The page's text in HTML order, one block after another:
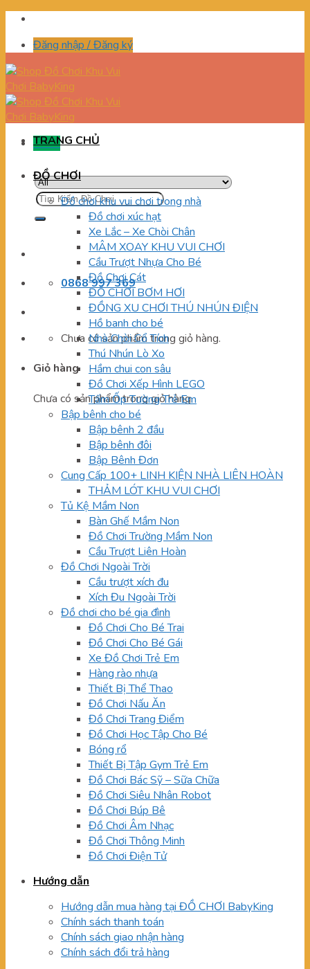
Skip
contentĐăng nhập / Đăng ký
Menu
Tìm
kiếm:
0868 997 369
Chưa có sản phẩm trong giỏ hàng.
Giỏ hàng
Chưa có sản phẩm trong giỏ hàng.
TRANG CHỦ
ĐỒ CHƠI
Đồ chơi khu vui chơi trong nhà
Đồ chơi xúc hạt
Xe Lắc – Xe Chòi Chân
MÂM XOAY KHU VUI CHƠI
Cầu Trượt Nhựa Cho Bé
Đồ Chơi Cát
ĐỒ CHƠI BƠM HƠI
ĐỒNG XU CHƠI THÚ NHÚN ĐIỆN
Hồ banh cho bé
Nhà Chòi Cổ Tích
Thú Nhún Lò Xo
Hầm chui con sâu
Đồ Chơi Xếp Hình LEGO
Tấm Ốp Tường Trẻ Em
Bập bênh cho bé
Bập bênh 2 đầu
Bập bênh đôi
Bập Bênh Đơn
Cung Cấp 100+ LINH KIỆN NHÀ LIÊN HOÀN
THẢM LÓT KHU VUI CHƠI
Tủ Kệ Mầm Non
Bàn Ghế Mầm Non
Đồ Chơi Trường Mầm Non
Cầu Trượt Liên Hoàn
Đồ Chơi Ngoài Trời
Cầu trượt xích đu
Xích Đu Ngoài Trời
Đồ chơi cho bé gia đình
Đồ Chơi Cho Bé Trai
Đồ Chơi Cho Bé Gái
Xe Đồ Chơi Trẻ Em
Hàng rào nhựa
Thiết Bị Thể Thao
Đồ Chơi Nấu Ăn
Đồ Chơi Trang Điểm
Đồ Chơi Học Tập Cho Bé
Bóng rổ
Thiết Bị Tập Gym Trẻ Em
Đồ Chơi Bác Sỹ – Sữa Chữa
Đồ Chơi Siêu Nhân Robot
Đồ Chơi Búp Bê
Đồ Chơi Âm Nhạc
Đồ Chơi Thông Minh
Đồ Chơi Điện Tử
Hướng dẫn
Hướng dẫn mua hàng tại ĐỒ CHƠI BabyKing
Chính sách thanh toán
Chính sách giao nhận hàng
Chính sách đổi trả hàng